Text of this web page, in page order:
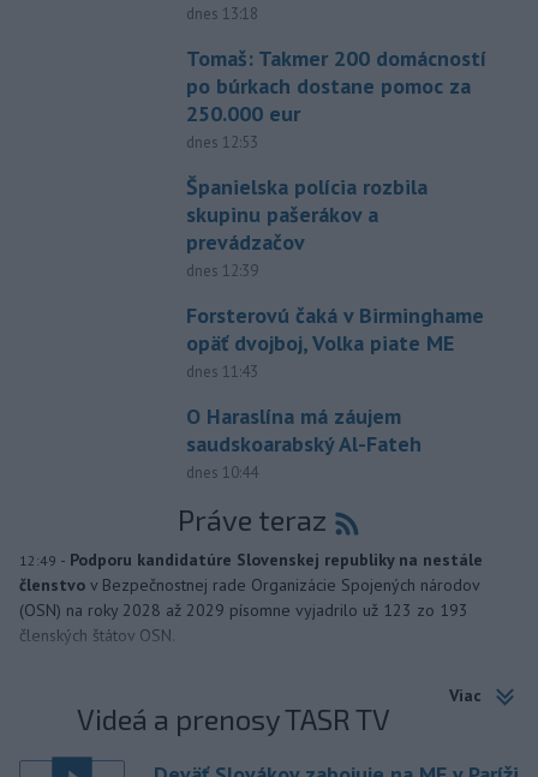
dnes 13:18
Tomaš: Takmer 200 domácností
po búrkach dostane pomoc za
250.000 eur
dnes 12:53
Španielska polícia rozbila
skupinu pašerákov a
prevádzačov
dnes 12:39
Forsterovú čaká v Birminghame
opäť dvojboj, Volka piate ME
dnes 11:43
O Haraslína má záujem
saudskoarabský Al-Fateh
dnes 10:44
Práve teraz
12:49 - Podporu kandidatúre Slovenskej republiky na nestále
členstvo v Bezpečnostnej rade Organizácie Spojených národov
(OSN) na roky 2028 až 2029 písomne vyjadrilo už 123 zo 193
členských štátov OSN.
Viac
Videá a prenosy TASR TV